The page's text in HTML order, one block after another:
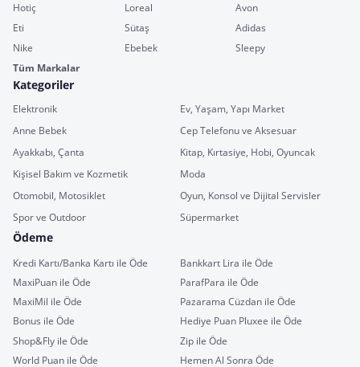
Hotiç
Loreal
Avon
Eti
Sütaş
Adidas
Nike
Ebebek
Sleepy
Tüm Markalar
Kategoriler
Elektronik
Ev, Yaşam, Yapı Market
Anne Bebek
Cep Telefonu ve Aksesuar
Ayakkabı, Çanta
Kitap, Kırtasiye, Hobi, Oyuncak
Kişisel Bakım ve Kozmetik
Moda
Otomobil, Motosiklet
Oyun, Konsol ve Dijital Servisler
Spor ve Outdoor
Süpermarket
Ödeme
Kredi Kartı/Banka Kartı ile Öde
Bankkart Lira ile Öde
MaxiPuan ile Öde
ParafPara ile Öde
MaxiMil ile Öde
Pazarama Cüzdan ile Öde
Bonus ile Öde
Hediye Puan Pluxee ile Öde
Shop&Fly ile Öde
Zip ile Öde
World Puan ile Öde
Hemen Al Sonra Öde